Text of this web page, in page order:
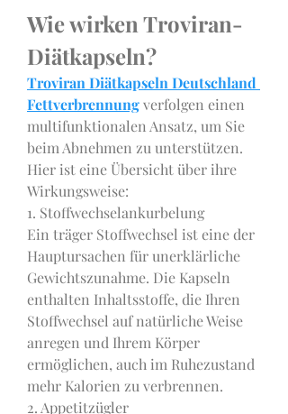
Wie wirken Troviran-
Diätkapseln?
Troviran Diätkapseln Deutschland
Fettverbrennung verfolgen einen
multifunktionalen Ansatz, um Sie
beim Abnehmen zu unterstützen.
Hier ist eine Übersicht über ihre
Wirkungsweise:
1. Stoffwechselankurbelung
Ein träger Stoffwechsel ist eine der
Hauptursachen für unerklärliche
Gewichtszunahme. Die Kapseln
enthalten Inhaltsstoffe, die Ihren
Stoffwechsel auf natürliche Weise
anregen und Ihrem Körper
ermöglichen, auch im Ruhezustand
mehr Kalorien zu verbrennen.
2. Appetitzügler